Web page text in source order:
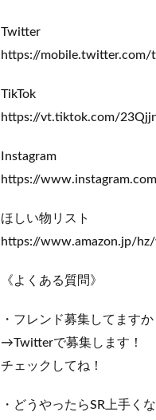
Twitter
https://mobile.twitter.com/
TikTok
https://vt.tiktok.com/
Instagram
https://
ほしい物リスト
https://www.amazon.jp/
《よくある質問》
・フレンド募集してますか
→Twitterで募集します！
チェックしてね！
・どうやったらSR上手く